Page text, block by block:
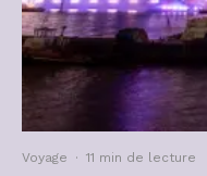
Voyage · 11 min de lecture